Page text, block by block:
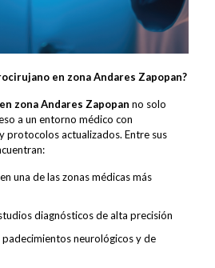
en zona Andares Zapopan?
zona Andares Zapopan no solo
a un entorno médico con
protocolos actualizados. Entre sus
una de las zonas médicas más
diagnósticos de alta precisión
neurológicos y de